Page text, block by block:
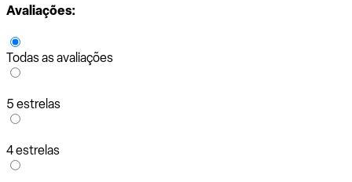
Avaliações:
Todas as avaliações
5 estrelas
4 estrelas